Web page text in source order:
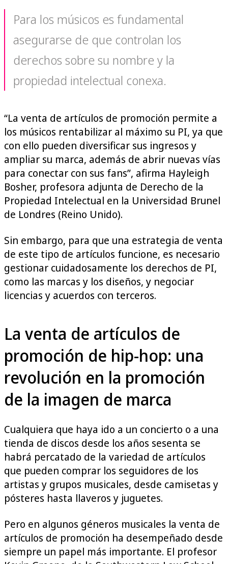
Para los músicos es fundamental
asegurarse de que controlan los
derechos sobre su nombre y la
propiedad intelectual conexa.
“La venta de artículos de promoción permite a
los músicos rentabilizar al máximo su PI, ya que
con ello pueden diversificar sus ingresos y
ampliar su marca, además de abrir nuevas vías
para conectar con sus fans”, afirma Hayleigh
Bosher, profesora adjunta de Derecho de la
Propiedad Intelectual en la Universidad Brunel
de Londres (Reino Unido).
Sin embargo, para que una estrategia de venta
de este tipo de artículos funcione, es necesario
gestionar cuidadosamente los derechos de PI,
como las marcas y los diseños, y negociar
licencias y acuerdos con terceros.
La venta de artículos de
promoción de hip-hop: una
revolución en la promoción
de la imagen de marca
Cualquiera que haya ido a un concierto o a una
tienda de discos desde los años sesenta se
habrá percatado de la variedad de artículos
que pueden comprar los seguidores de los
artistas y grupos musicales, desde camisetas y
pósteres hasta llaveros y juguetes.
Pero en algunos géneros musicales la venta de
artículos de promoción ha desempeñado desde
siempre un papel más importante. El profesor